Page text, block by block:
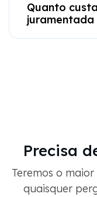
Quanto
Precisa
Teremos o
quaisquer